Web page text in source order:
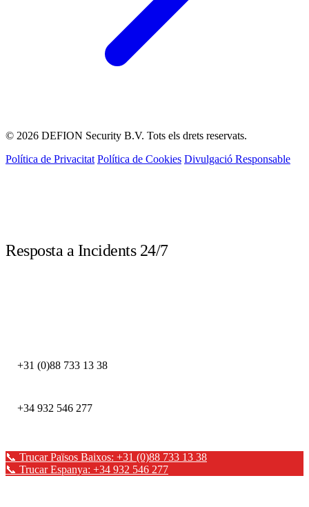
© 2026 DEFION Security B.V. Tots els drets reservats.
Política de Privacitat Política de Cookies Divulgació Responsable
Resposta a Incidents 24/7
+31 (0)88 733 13 38
+34 932 546 277
📞 Trucar Països Baixos: +31 (0)88 733 13 38
📞 Trucar Espanya: +34 932 546 277